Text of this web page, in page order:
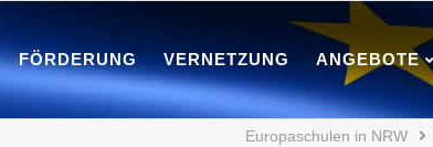
FÖRDERUNG VERNETZUNG ANGEBOTE
Europaschulen in NRW